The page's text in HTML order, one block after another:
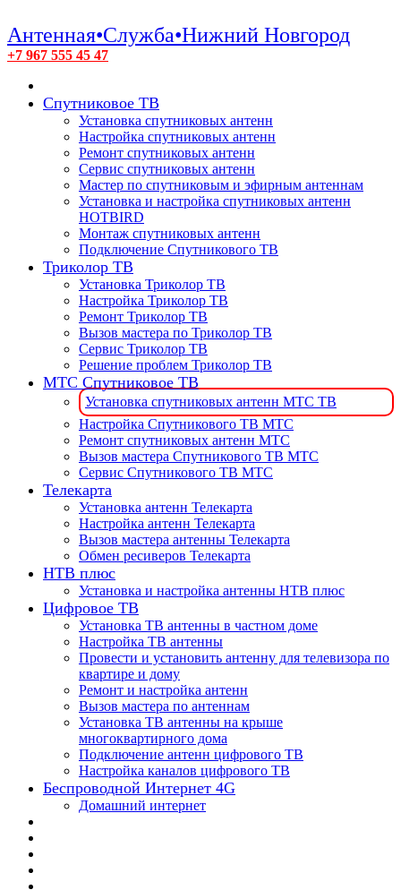
Антенная•Служба•Нижний Новгород
+7 967 555 45 47
Спутниковое ТВ
Установка спутниковых антенн
Настройка спутниковых антенн
Ремонт спутниковых антенн
Сервис спутниковых антенн
Мастер по спутниковым и эфирным антеннам
Установка и настройка спутниковых антенн
HOTBIRD
Монтаж спутниковых антенн
Подключение Спутникового ТВ
Триколор ТВ
Установка Триколор ТВ
Настройка Триколор ТВ
Ремонт Триколор ТВ
Вызов мастера по Триколор ТВ
Сервис Триколор ТВ
Решение проблем Триколор ТВ
МТС Спутниковое ТВ
Установка спутниковых антенн МТС ТВ
Настройка Спутникового ТВ МТС
Ремонт спутниковых антенн МТС
Вызов мастера Спутникового ТВ МТС
Сервис Спутникового ТВ МТС
Телекарта
Установка антенн Телекарта
Настройка антенн Телекарта
Вызов мастера антенны Телекарта
Обмен ресиверов Телекарта
НТВ плюс
Установка и настройка антенны НТВ плюс
Цифровое ТВ
Установка ТВ антенны в частном доме
Настройка ТВ антенны
Провести и установить антенну для телевизора по
квартире и дому
Ремонт и настройка антенн
Вызов мастера по антеннам
Установка ТВ антенны на крыше
многоквартирного дома
Подключение антенн цифрового ТВ
Настройка каналов цифрового ТВ
Беспроводной Интернет 4G
Домашний интернет